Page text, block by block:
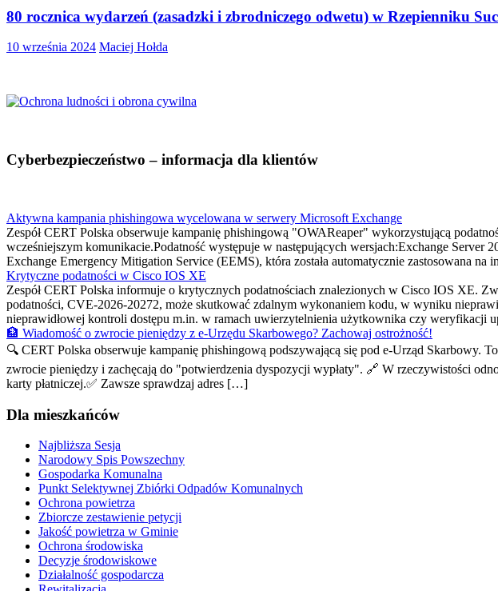
80 rocznica wydarzeń (zasadzki i zbrodniczego odwetu) w Rzepienniku
10 września 2024 Maciej Hołda
Cyberbezpieczeństwo – informacja dla klientów
Aktywna kampania phishingowa wycelowana w serwery Microsoft Exchange
Zespół CERT Polska obserwuje kampanię phishingową "OWAReaper" wykorzystującą
wcześniejszym komunikacie.Podatność występuje w następujących wersjach:Exchange
Exchange Emergency Mitigation Service (EEMS), która została automatycznie zastosowana
Krytyczne podatności w Cisco IOS XE
Zespół CERT Polska informuje o krytycznych podatnościach znalezionych w Cisco IOS XE.
podatności, CVE-2026-20272, może skutkować zdalnym wykonaniem kodu, w wyniku
nieprawidłowej kontroli dostępu m.in. w ramach uwierzytelnienia użytkownika czy
🏦 Wiadomość o zwrocie pieniędzy z e-Urzędu Skarbowego? Zachowaj ostrożność!
🔍 CERT Polska obserwuje kampanię phishingową podszywającą się pod e-Urząd Skarbowy.
zwrocie pieniędzy i zachęcają do "potwierdzenia dyspozycji wypłaty". 🔗 W rzeczywistości
karty płatniczej.✅ Zawsze sprawdzaj adres […]
Dla mieszkańców
Najbliższa Sesja
Narodowy Spis Powszechny
Gospodarka Komunalna
Punkt Selektywnej Zbiórki Odpadów Komunalnych
Ochrona powietrza
Zbiorcze zestawienie petycji
Jakość powietrza w Gminie
Ochrona środowiska
Decyzje środowiskowe
Działalność gospodarcza